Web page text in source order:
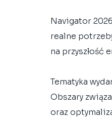
Navigator
realne
na przyszłość
Tematyka
Obszary
oraz